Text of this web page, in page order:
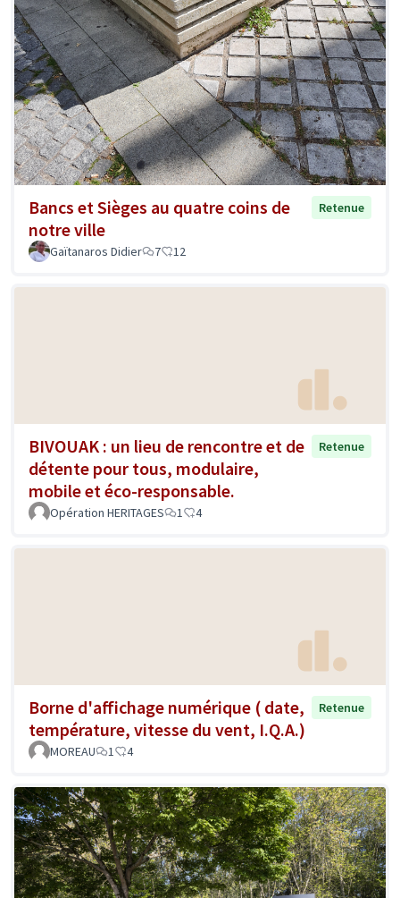
Bancs et Sièges au quatre coins de
notre ville
Retenue
Gaïtanaros Didier 7 12
BIVOUAK : un lieu de rencontre et de
détente pour tous, modulaire,
mobile et éco-responsable.
Retenue
Opération HERITAGES 1 4
Borne d'affichage numérique ( date,
température, vitesse du vent, I.Q.A.)
Retenue
MOREAU 1 4